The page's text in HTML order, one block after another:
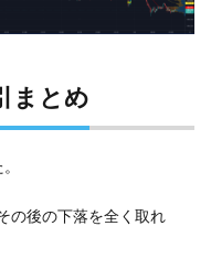
まとめ
の後の下落を全く取れ